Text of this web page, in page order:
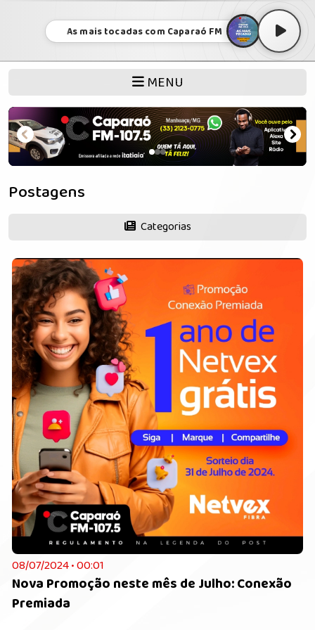
As mais tocadas com Caparaó FM
MENU
Postagens
Categorias
08/07/2024 • 00:01
Nova Promoção neste mês de Julho: Conexão
Premiada